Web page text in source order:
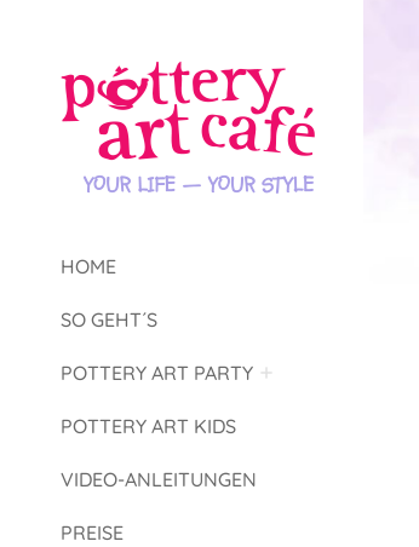
HOME
SO GEHT´S
POTTERY ART PARTY
POTTERY ART KIDS
VIDEO-ANLEITUNGEN
PREISE